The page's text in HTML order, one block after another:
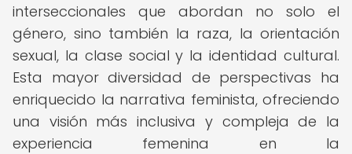
interseccionales que abordan no solo el
género, sino también la raza, la orientación
sexual, la clase social y la identidad cultural.
Esta mayor diversidad de perspectivas ha
enriquecido la narrativa feminista, ofreciendo
una visión más inclusiva y compleja de la
experiencia femenina en la